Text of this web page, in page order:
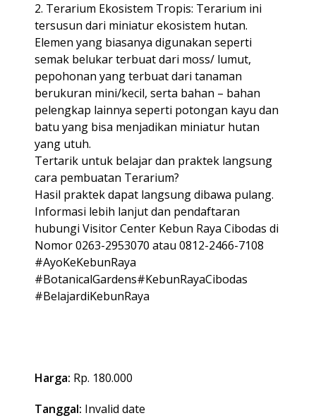
2. Terarium Ekosistem Tropis: Terarium ini
tersusun dari miniatur ekosistem hutan.
Elemen yang biasanya digunakan seperti
semak belukar terbuat dari moss/ lumut,
pepohonan yang terbuat dari tanaman
berukuran mini/kecil, serta bahan – bahan
pelengkap lainnya seperti potongan kayu dan
batu yang bisa menjadikan miniatur hutan
yang utuh.
Tertarik untuk belajar dan praktek langsung
cara pembuatan Terarium?
Hasil praktek dapat langsung dibawa pulang.
Informasi lebih lanjut dan pendaftaran
hubungi Visitor Center Kebun Raya Cibodas di
Nomor 0263-2953070 atau 0812-2466-7108
#AyoKeKebunRaya
#BotanicalGardens#KebunRayaCibodas
#BelajardiKebunRaya
Harga: Rp. 180.000
Tanggal: Invalid date